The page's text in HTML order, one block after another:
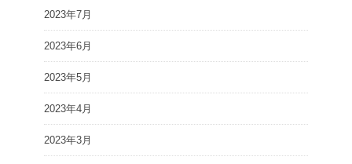
2023年7月
2023年6月
2023年5月
2023年4月
2023年3月